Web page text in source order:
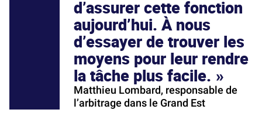
d’assurer cette fonction
aujourd’hui. À nous
d’essayer de trouver les
moyens pour leur rendre
la tâche plus facile.
Matthieu Lombard, responsable de
l’arbitrage dans le Grand Est